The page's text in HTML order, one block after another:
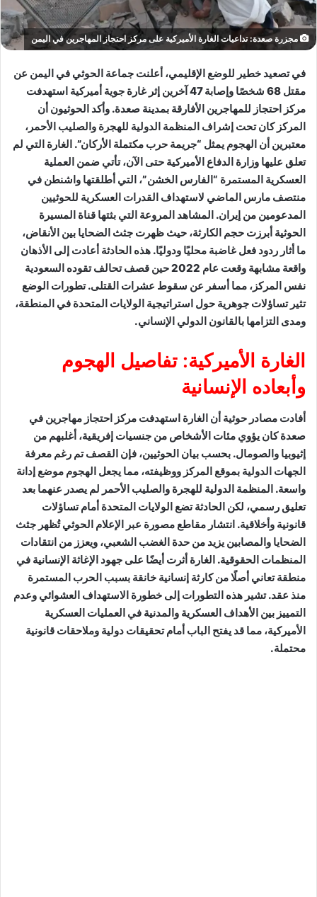
مجزرة صعدة: تداعيات الغارة الأميركية على مركز احتجاز المهاجرين في اليمن
في تصعيد خطير للوضع الإقليمي، أعلنت جماعة الحوثي في اليمن عن
مقتل 68 شخصًا وإصابة 47 آخرين إثر غارة جوية أميركية استهدفت
مركز احتجاز للمهاجرين الأفارقة بمدينة صعدة. وأكد الحوثيون أن
المركز كان تحت إشراف المنظمة الدولية للهجرة والصليب الأحمر،
معتبرين أن الهجوم يمثل “جريمة حرب مكتملة الأركان”. الغارة التي لم
تعلق عليها وزارة الدفاع الأميركية حتى الآن، تأتي ضمن العملية
العسكرية المستمرة “الفارس الخشن”، التي أطلقتها واشنطن في
منتصف مارس الماضي لاستهداف القدرات العسكرية للحوثيين
المدعومين من إيران. المشاهد المروعة التي بثتها قناة المسيرة
الحوثية أبرزت حجم الكارثة، حيث ظهرت جثث الضحايا بين الأنقاض،
ما أثار ردود فعل غاضبة محليًا ودوليًا. هذه الحادثة أعادت إلى الأذهان
واقعة مشابهة وقعت عام 2022 حين قصف تحالف تقوده السعودية
نفس المركز، مما أسفر عن سقوط عشرات القتلى. تطورات الوضع
تثير تساؤلات جوهرية حول استراتيجية الولايات المتحدة في المنطقة،
ومدى التزامها بالقانون الدولي الإنساني.
الغارة الأميركية: تفاصيل الهجوم
وأبعاده الإنسانية
أفادت مصادر حوثية أن الغارة استهدفت مركز احتجاز مهاجرين في
صعدة كان يؤوي مئات الأشخاص من جنسيات إفريقية، أغلبهم من
إثيوبيا والصومال. بحسب بيان الحوثيين، فإن القصف تم رغم معرفة
الجهات الدولية بموقع المركز ووظيفته، مما يجعل الهجوم موضع إدانة
واسعة. المنظمة الدولية للهجرة والصليب الأحمر لم يصدر عنهما بعد
تعليق رسمي، لكن الحادثة تضع الولايات المتحدة أمام تساؤلات
قانونية وأخلاقية. انتشار مقاطع مصورة عبر الإعلام الحوثي تُظهر جثث
الضحايا والمصابين يزيد من حدة الغضب الشعبي، ويعزز من انتقادات
المنظمات الحقوقية. الغارة أثرت أيضًا على جهود الإغاثة الإنسانية في
منطقة تعاني أصلًا من كارثة إنسانية خانقة بسبب الحرب المستمرة
منذ عقد. تشير هذه التطورات إلى خطورة الاستهداف العشوائي وعدم
التمييز بين الأهداف العسكرية والمدنية في العمليات العسكرية
الأميركية، مما قد يفتح الباب أمام تحقيقات دولية وملاحقات قانونية
محتملة.